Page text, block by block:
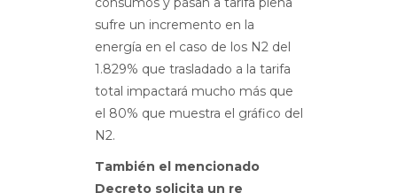
sufre un incremento en la
energía en el caso de los N2 del
1.829% que trasladado a la tarifa
total impactará mucho más que
el 80% que muestra el gráfico del
N2.
También el mencionado
Decreto solicita un re